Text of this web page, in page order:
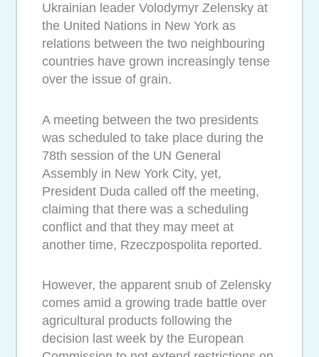
Ukrainian leader Volodymyr Zelensky at
the United Nations in New York as
relations between the two neighbouring
countries have grown increasingly tense
over the issue of grain.
A meeting between the two presidents
was scheduled to take place during the
78th session of the UN General
Assembly in New York City, yet,
President Duda called off the meeting,
claiming that there was a scheduling
conflict and that they may meet at
another time, Rzeczpospolita reported.
However, the apparent snub of Zelensky
comes amid a growing trade battle over
agricultural products following the
decision last week by the European